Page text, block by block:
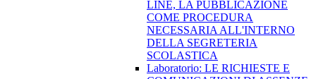
LINE, LA PUBBLICAZIONE
COME PROCEDURA
NECESSARIA ALL'INTERNO
DELLA SEGRETERIA
SCOLASTICA
Laboratorio: LE RICHIESTE E